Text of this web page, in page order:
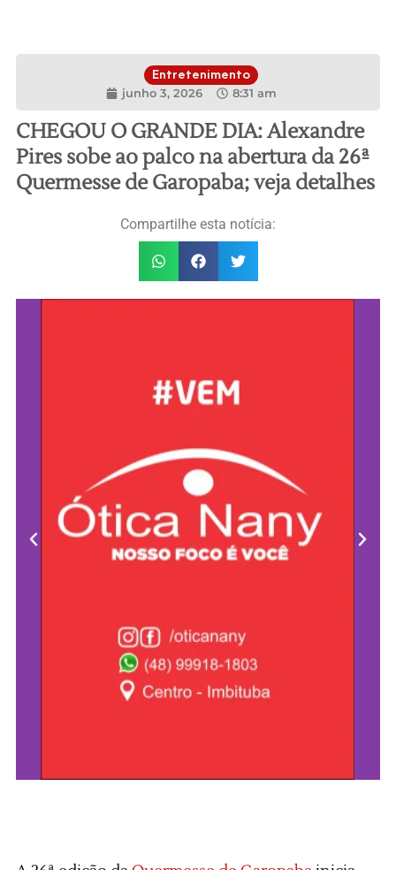
Entretenimento
junho 3, 2026 8:31 am
CHEGOU O GRANDE DIA: Alexandre
Pires sobe ao palco na abertura da 26ª
Quermesse de Garopaba; veja detalhes
Compartilhe esta notícia: